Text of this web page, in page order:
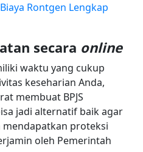
Rontgen Lengkap
secara online
waktu yang cukup
keseharian Anda,
membuat BPJS
jadi alternatif baik agar
mendapatkan proteksi
oleh Pemerintah